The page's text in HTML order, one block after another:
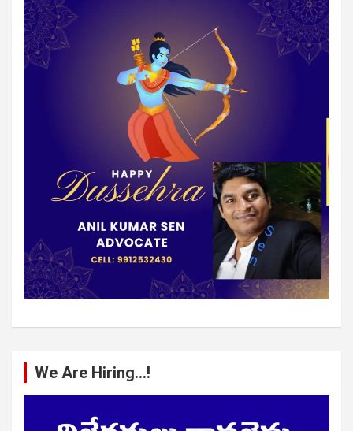
We Are Hiring…!